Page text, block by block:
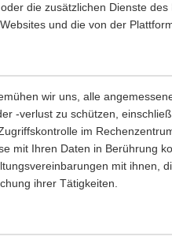
die zusätzlichen Dienste
und die von der
wir uns, alle
-verlust zu schützen,
im
mit Ihren Daten in Berührung
mit ihnen,
ihrer Tätigkeiten.